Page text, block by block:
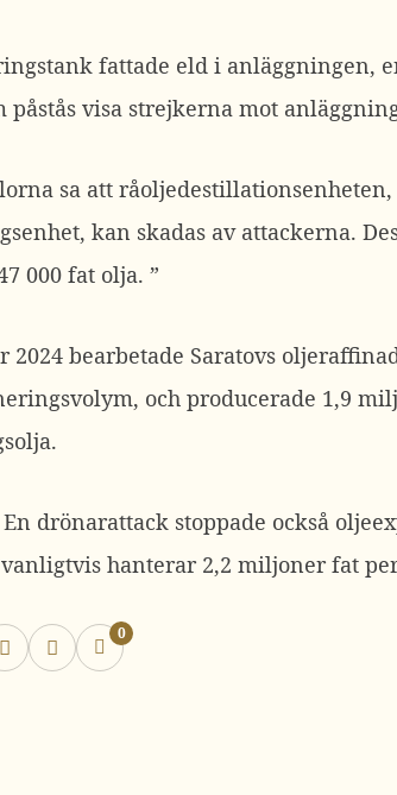
fattade eld i anläggningen,
påstås visa strejkerna mot
sa att
kan skadas av attackerna.
000 fat olja. ”
2024 bearbetade Saratovs
och producerade 1,9
En drönarattack stoppade också
hanterar 2,2 miljoner fat
0